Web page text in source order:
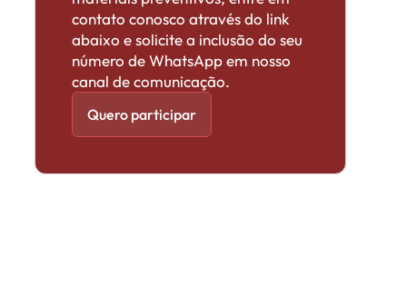
contato conosco através do link
abaixo e solicite a inclusão do seu
número de WhatsApp em nosso
canal de comunicação.
Quero participar